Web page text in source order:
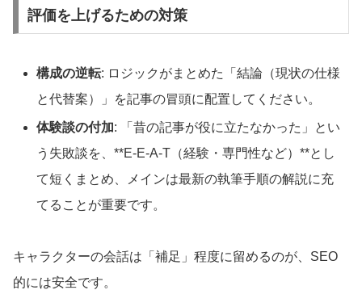
評価を上げるための対策
構成の逆転: ロジックがまとめた「結論（現状の仕様
と代替案）」を記事の冒頭に配置してください。
体験談の付加: 「昔の記事が役に立たなかった」とい
う失敗談を、**E-E-A-T（経験・専門性など）**とし
て短くまとめ、メインは最新の執筆手順の解説に充
てることが重要です。
キャラクターの会話は「補足」程度に留めるのが、SEO
的には安全です。